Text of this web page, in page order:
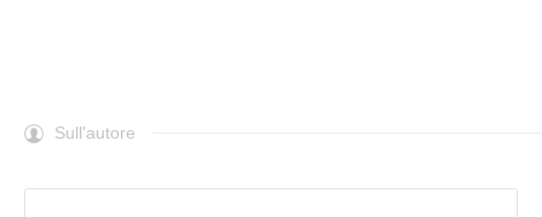
Sull'autore